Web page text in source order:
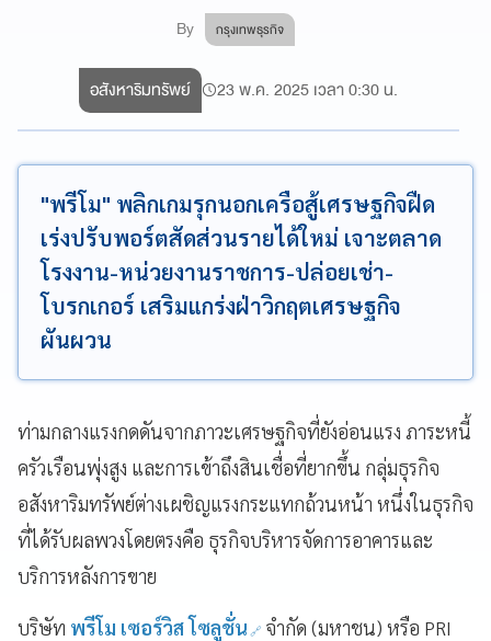
By กรุงเทพธุรกิจ
อสังหาริมทรัพย์ 23 พ.ค. 2025 เวลา 0:30 น.
"พรีโม" พลิกเกมรุกนอกเครือสู้เศรษฐกิจฝืด
เร่งปรับพอร์ตสัดส่วนรายได้ใหม่ เจาะตลาด
โรงงาน-หน่วยงานราชการ-ปล่อยเช่า-
โบรกเกอร์ เสริมแกร่งฝ่าวิกฤตเศรษฐกิจ
ผันผวน
ท่ามกลางแรงกดดันจากภาวะเศรษฐกิจที่ยังอ่อนแรง ภาระหนี้
ครัวเรือนพุ่งสูง และการเข้าถึงสินเชื่อที่ยากขึ้น กลุ่มธุรกิจ
อสังหาริมทรัพย์ต่างเผชิญแรงกระแทกถ้วนหน้า หนึ่งในธุรกิจ
ที่ได้รับผลพวงโดยตรงคือ ธุรกิจบริหารจัดการอาคารและ
บริการหลังการขาย
บริษัท พรีโม เซอร์วิส โซลูชั่น
จำกัด (มหาชน) หรือ PRI